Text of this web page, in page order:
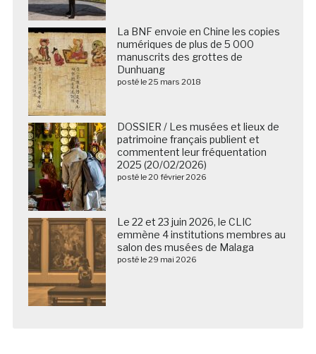
La BNF envoie en Chine les copies
numériques de plus de 5 000
manuscrits des grottes de
Dunhuang
posté le 25 mars 2018
DOSSIER / Les musées et lieux de
patrimoine français publient et
commentent leur fréquentation
2025 (20/02/2026)
posté le 20 février 2026
Le 22 et 23 juin 2026, le CLIC
emmène 4 institutions membres au
salon des musées de Malaga
posté le 29 mai 2026